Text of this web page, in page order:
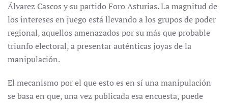
Álvarez Cascos y su partido Foro Asturias. La magnitud de
los intereses en juego está llevando a los grupos de poder
regional, aquellos amenazados por su más que probable
triunfo electoral, a presentar auténticas joyas de la
manipulación.
El mecanismo por el que esto es en sí una manipulación
se basa en que, una vez publicada esa encuesta, puede